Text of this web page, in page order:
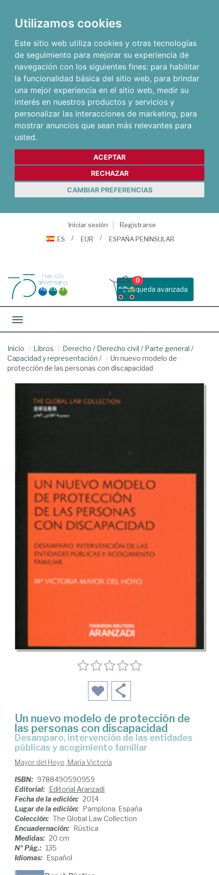
Utilizamos cookies
Este sitio web utiliza cookies y otras tecnologías
de seguimiento para mejorar su experiencia de
navegación con los siguientes fines: para habilitar
la funcionalidad básica del sitio web, para brindar
una mejor experiencia en el sitio web, medir su
interés en nuestros productos y servicios y
personalizar las interacciones de marketing, para
mostrar anuncios que sean más relevantes para
usted.
ACEPTAR
RECHAZAR
CAMBIAR PREFERENCIAS
Iniciar sesión
Registrarse
ES
EUR ESPAÑA PENINSULAR
Busqueda avanzada
0
Toggle navigation
Inicio Libros Derecho / Derecho civil / Parte general /
Capacidad y representación /
Un nuevo modelo de
protección de las personas con discapacidad
Un nuevo modelo de protección de
las personas con discapacidad
desamparo, intervención de las entidades
públicas y acogimiento familiar
Mayor del Hoyo, María Victoria
ISBN: 9788490590959
Editorial: Editorial Aranzadi
Fecha de la edición: 2014
Lugar de la edición: Pamplona. España
Colección: The Global Law Collection
Encuadernación: Rústica
Medidas: 20 cm
Nº Pág.: 135
Idiomas: Español